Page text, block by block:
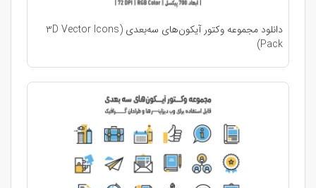
دانلود مجموعه وکتور آیکون‌های سه‌بعدی (3D Vector Icons
Pack)